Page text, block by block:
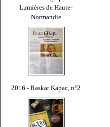
Lumières de Haute-
Normandie
2016 - Raskar Kapac, n°2